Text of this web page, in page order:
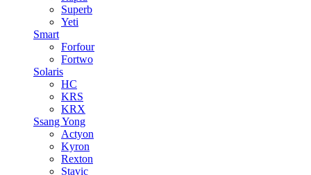
Superb
Yeti
Smart
Forfour
Fortwo
Solaris
HC
KRS
KRX
Ssang Yong
Actyon
Kyron
Rexton
Stavic